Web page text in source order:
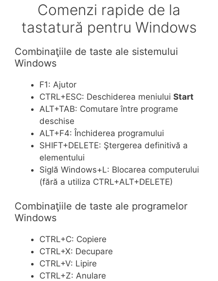
Comenzi rapide de la
tastatură pentru Windows
Combinaţiile de taste ale sistemului
Windows
F1: Ajutor
CTRL+ESC: Deschiderea meniului Start
ALT+TAB: Comutare între programe
deschise
ALT+F4: Închiderea programului
SHIFT+DELETE: Ştergerea definitivă a
elementului
Siglă Windows+L: Blocarea computerului
(fără a utiliza CTRL+ALT+DELETE)
Combinaţiile de taste ale programelor
Windows
CTRL+C: Copiere
CTRL+X: Decupare
CTRL+V: Lipire
CTRL+Z: Anulare